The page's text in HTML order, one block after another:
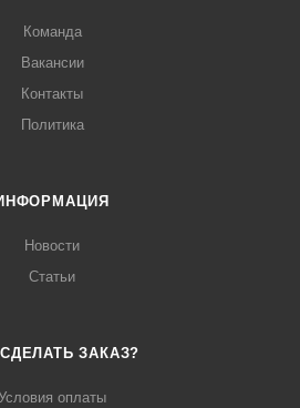
Команда
Вакансии
Контакты
Политика
Новости
Статьи
ЗАКАЗ?
оплаты